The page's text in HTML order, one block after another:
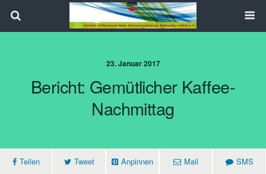
23. Januar 2017
Bericht: Gemütlicher Kaffee-
Nachmittag
Teilen Tweet Anpinnen Mail SMS